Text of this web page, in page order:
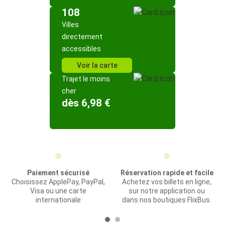
108
Villes
directement
accessibles
Voir la carte
Trajet le moins
cher
dès 6,98 €
Paiement sécurisé
Choisissez ApplePay, PayPal,
Visa ou une carte
internationale
Réservation rapide et facile
Achetez vos billets en ligne,
sur notre application ou
dans nos boutiques FlixBus.